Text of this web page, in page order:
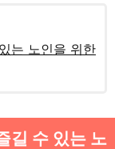
는 노인을 위한
길 수 있는 노